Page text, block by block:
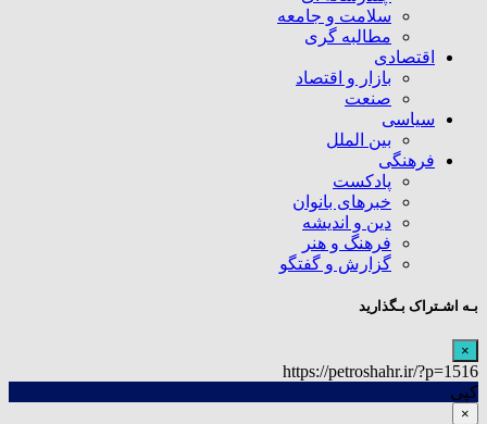
سلامت و جامعه
مطالبه گری
اقتصادی
بازار و اقتصاد
صنعت
سیاسی
بین الملل
فرهنگی
پادکست
خبرهای بانوان
دین و اندیشه
فرهنگ و هنر
گزارش و گفتگو
بـه اشـتراک بـگذارید
×
https://petroshahr.ir/?p=1516
کپی
×